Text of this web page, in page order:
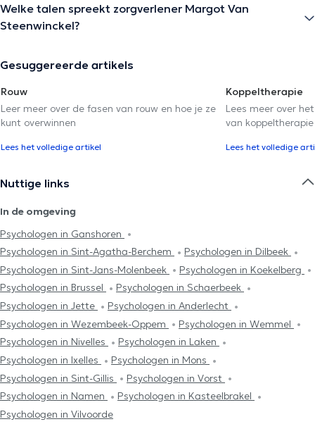
Welke talen spreekt zorgverlener Margot Van
Steenwinckel?
Gesuggereerde artikels
Rouw
Leer meer over de fasen van rouw en hoe je ze
kunt overwinnen
Lees het volledige artikel
Koppeltherapie
Lees meer over
van koppeltherapie
Lees het volledige
Nuttige links
In de omgeving
Psychologen in Ganshoren
Psychologen in Sint-Agatha-Berchem
Psychologen in Dilbeek
Psychologen in Sint-Jans-Molenbeek
Psychologen in Koekelberg
Psychologen in Brussel
Psychologen in Schaerbeek
Psychologen in Jette
Psychologen in Anderlecht
Psychologen in Wezembeek-Oppem
Psychologen in Wemmel
Psychologen in Nivelles
Psychologen in Laken
Psychologen in Ixelles
Psychologen in Mons
Psychologen in Sint-Gillis
Psychologen in Vorst
Psychologen in Namen
Psychologen in Kasteelbrakel
Psychologen in Vilvoorde